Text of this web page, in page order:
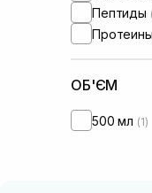
Пептиды
Протеины
ОБ'ЄМ
500 мл (1)